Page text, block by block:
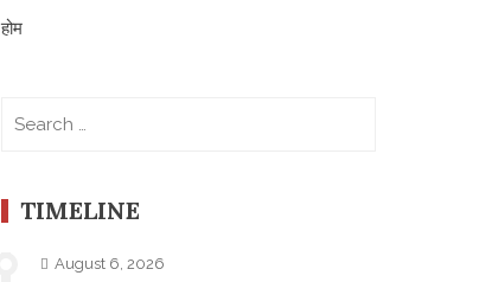
होम
TIMELINE
August 6, 2026